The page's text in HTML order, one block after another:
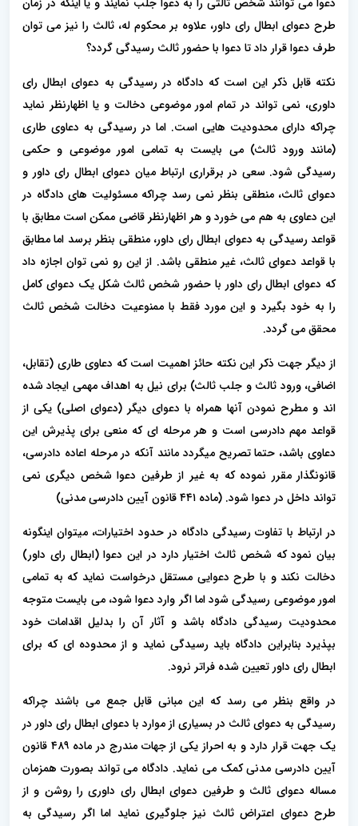
طرح دعوای ابطال رای داور، علاوه بر محکوم له، ثالث را نیز می توان
طرف دعوا قرار داد تا دعوا با حضور ثالث رسیدگی گردد؟
نکته قابل ذکر این است که دادگاه در رسیدگی به دعوای ابطال رای
داوری، نمی تواند در تمام امور موضوعی دخالت و یا اظهارنظر نماید
چراکه دارای محدودیت هایی است. اما در رسیدگی به دعاوی طاری
(مانند ورود ثالث) می بایست به تمامی امور موضوعی و حکمی
رسیدگی شود. سعی در برقراری ارتباط میان دعوای ابطال رای داور و
دعوای ثالث، منطقی بنظر نمی رسد چراکه مسئولیت های دادگاه در
این دعاوی به هم می خورد و هر اظهارنظر قاضی ممکن است مطابق با
قواعد رسیدگی به دعوای ابطال رای داور، منطقی بنظر برسد اما مطابق
با قواعد دعوای ثالث، غیر منطقی باشد. از این رو نمی توان اجازه داد
که دعوای ابطال رای داور با حضور شخص ثالث شکل یک دعوای کامل
را به خود بگیرد و این مورد فقط با ممنوعیت دخالت شخص ثالث
محقق می گردد.
از دیگر جهت ذکر این نکته حائز اهمیت است که دعاوی طاری (تقابل،
اضافی، ورود ثالث و جلب ثالث) برای نیل به اهداف مهمی ایجاد شده
اند و مطرح نمودن آنها همراه با دعوای دیگر (دعوای اصلی) یکی از
قواعد مهم دادرسی است و هر مرحله ای که منعی برای پذیرش این
دعاوی باشد، حتما تصریح میگردد مانند آنکه در مرحله اعاده دادرسی،
قانونگذار مقرر نموده که به غیر از طرفین دعوا شخص دیگری نمی
تواند داخل در دعوا شود. (ماده ۴۴۱ قانون آیین دادرسی مدنی)
در ارتباط با تفاوت رسیدگی دادگاه در حدود اختیارات، میتوان اینگونه
بیان نمود که شخص ثالث اختیار دارد در این دعوا (ابطال رای داور)
دخالت نکند و با طرح دعوایی مستقل درخواست نماید که به تمامی
امور موضوعی رسیدگی شود اما اگر وارد دعوا شود، می بایست متوجه
محدودیت رسیدگی دادگاه باشد و آثار آن را بدلیل اقدامات خود
بپذیرد بنابراین دادگاه باید رسیدگی نماید و از محدوده ای که برای
ابطال رای داور تعیین شده فراتر نرود.
در واقع بنظر می رسد که این مبانی قابل جمع می باشند چراکه
رسیدگی به دعوای ثالث در بسیاری از موارد با دعوای ابطال رای داور در
یک جهت قرار دارد و به احراز یکی از جهات مندرج در ماده ۴۸۹ قانون
آیین دادرسی مدنی کمک می نماید. دادگاه می تواند بصورت همزمان
مساله دعوای ثالث و طرفین دعوای ابطال رای داوری را روشن و از
طرح دعوای اعتراض ثالث نیز جلوگیری نماید اما اگر رسیدگی به